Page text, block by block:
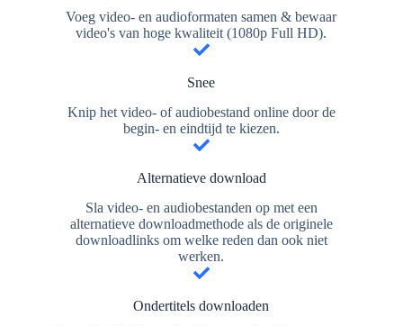
Voeg video- en audioformaten samen & bewaar
video's van hoge kwaliteit (1080p Full HD).
Snee
Knip het video- of audiobestand online door de
begin- en eindtijd te kiezen.
Alternatieve download
Sla video- en audiobestanden op met een
alternatieve downloadmethode als de originele
downloadlinks om welke reden dan ook niet
werken.
Ondertitels downloaden